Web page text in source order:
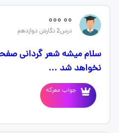
۰۰ ۰۰۰
درس2 نگارش دوازدهم
نخواهد شد ...
جواب معرکه